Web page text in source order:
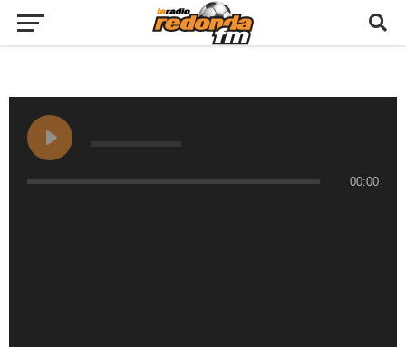
00:00